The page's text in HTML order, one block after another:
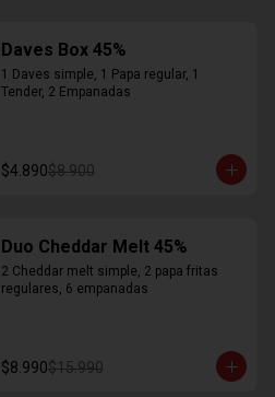
Daves Box 45%
1 Daves simple, 1 Papa regular, 1
Tender, 2 Empanadas
$4.890$8.900
Duo Cheddar Melt 45%
2 Cheddar melt simple, 2 papa fritas
regulares, 6 empanadas
$8.990$15.990